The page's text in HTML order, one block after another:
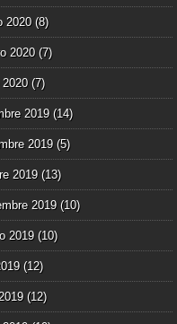
2020(8)
2020(7)
2020(7)
2019(14)
2019(5)
2019(13)
2019(10)
2019(10)
(12)
(12)